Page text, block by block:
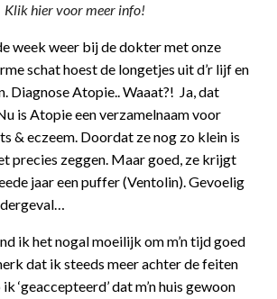
Klik hier voor meer info!
week weer bij de dokter met onze
schat hoest de longetjes uit d’r lijf en
Diagnose Atopie.. Waaat?! Ja, dat
is Atopie een verzamelnaam voor
& eczeem. Doordat ze nog zo klein is
precies zeggen. Maar goed, ze krijgt
jaar een puffer (Ventolin). Gevoelig
ik het nogal moeilijk om m’n tijd goed
dat ik steeds meer achter de feiten
‘geaccepteerd’ dat m’n huis gewoon